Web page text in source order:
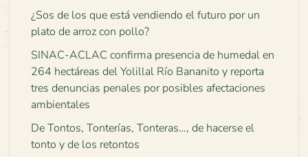
¿Sos de los que está vendiendo el futuro por un
plato de arroz con pollo?
SINAC-ACLAC confirma presencia de humedal en
264 hectáreas del Yolillal Río Bananito y reporta
tres denuncias penales por posibles afectaciones
ambientales
De Tontos, Tonterías, Tonteras…, de hacerse el
tonto y de los retontos